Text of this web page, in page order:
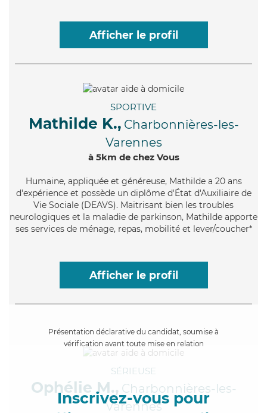
Afficher le profil
SPORTIVE
Mathilde K., Charbonnières-les-
Varennes
à 5km de chez Vous
Humaine, appliquée et généreuse, Mathilde a 20 ans
d'expérience et possède un diplôme d'État d'Auxiliaire de
Vie Sociale (DEAVS). Maitrisant bien les troubles
neurologiques et la maladie de parkinson, Mathilde apporte
ses services de ménage, repas, mobilité et lever/coucher*
Afficher le profil
Présentation déclarative du candidat, soumise à
vérification avant toute mise en relation
Inscrivez-vous pour
SÉRIEUSE
Ophélie M., Charbonnières-les-
Varennes